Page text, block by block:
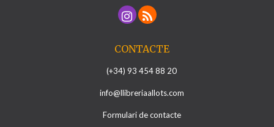
CONTACTE
(+34) 93 454 88 20
info@llibreriaallots.com
Formulari de contacte